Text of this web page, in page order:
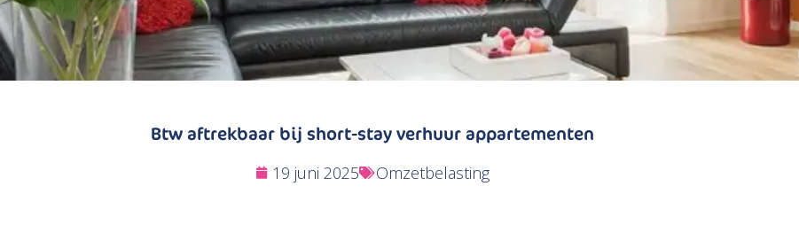
Btw aftrekbaar bij short-stay verhuur appartementen
19 juni 2025 Omzetbelasting